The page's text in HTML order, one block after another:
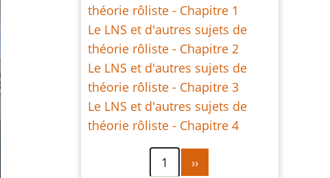
théorie rôliste - Chapitre 1
Le LNS et d'autres sujets de
théorie rôliste - Chapitre 2
Le LNS et d'autres sujets de
théorie rôliste - Chapitre 3
Le LNS et d'autres sujets de
théorie rôliste - Chapitre 4
Pagination1
Page
››